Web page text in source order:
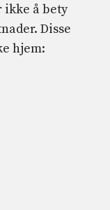
ikke å bety
Disse
hjem: